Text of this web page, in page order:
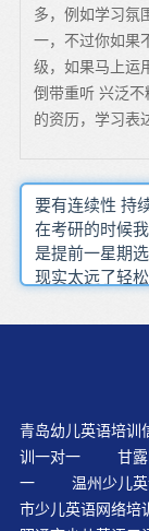
多，例如学习氛
一，不过你如果
级，如果马上运
倒带重听 兴泛
的资历，学习表
要有连续性 持
在考研的时候
是提前一星期
现实太远了轻
而人的记忆力
导的强调句则
青岛幼儿英语培训
训一对一
甘
一
温州少儿
市少儿英语网络培训